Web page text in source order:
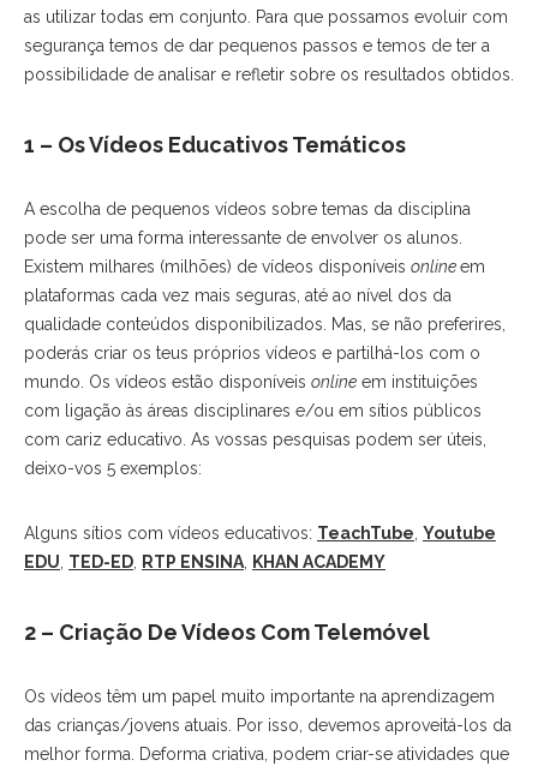
as utilizar todas em conjunto. Para que possamos evoluir com
segurança temos de dar pequenos passos e temos de ter a
possibilidade de analisar e refletir sobre os resultados obtidos.
1 – Os Vídeos Educativos Temáticos
A escolha de pequenos vídeos sobre temas da disciplina
pode ser uma forma interessante de envolver os alunos.
Existem milhares (milhões) de vídeos disponíveis onlineem
plataformas cada vez mais seguras, até ao nível dos da
qualidade conteúdos disponibilizados. Mas, se não preferires,
poderás criar os teus próprios vídeos e partilhá-los com o
mundo. Os vídeos estão disponíveis online em instituições
com ligação às áreas disciplinares e/ou em sítios públicos
com cariz educativo. As vossas pesquisas podem ser úteis,
deixo-vos 5 exemplos:
Alguns sítios com vídeos educativos: TeachTube Youtube
EDU TED-ED RTP ENSINA KHAN ACADEMY
2 – Criação De Vídeos Com Telemóvel
Os vídeos têm um papel muito importante na aprendizagem
das crianças/jovens atuais. Por isso, devemos aproveitá-los da
melhor forma. Deforma criativa, podem criar-se atividades que